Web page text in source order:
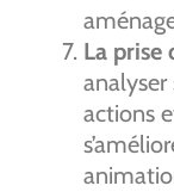
La prise
analyser
actions